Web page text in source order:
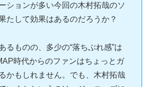
ションが多い今回の木村拓哉のソ
たして効果はあるのだろうか？
るものの、多少の“落ちぶれ感”は
時代からのファンはちょっとガ
かもしれません。でも、木村拓哉